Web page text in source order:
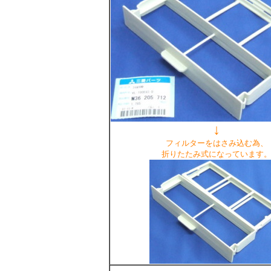
↓
フィルターをはさみ込む為、
折りたたみ式になっています。